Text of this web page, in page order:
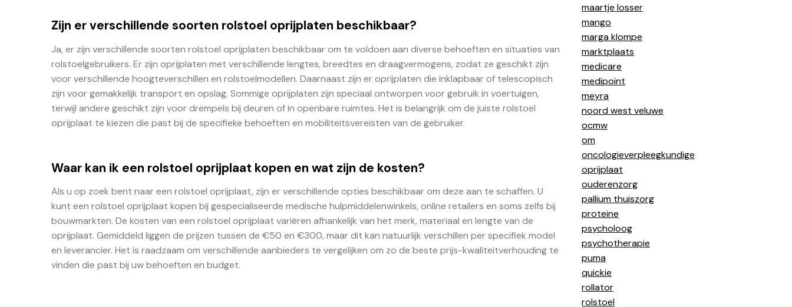
Zijn er verschillende soorten rolstoel oprijplaten beschikbaar?
Ja, er zijn verschillende soorten rolstoel oprijplaten beschikbaar om te voldoen aan diverse behoeften en situaties van
rolstoelgebruikers. Er zijn oprijplaten met verschillende lengtes, breedtes en draagvermogens, zodat ze geschikt zijn
voor verschillende hoogteverschillen en rolstoelmodellen. Daarnaast zijn er oprijplaten die inklapbaar of telescopisch
zijn voor gemakkelijk transport en opslag. Sommige oprijplaten zijn speciaal ontworpen voor gebruik in voertuigen,
terwijl andere geschikt zijn voor drempels bij deuren of in openbare ruimtes. Het is belangrijk om de juiste rolstoel
oprijplaat te kiezen die past bij de specifieke behoeften en mobiliteitsvereisten van de gebruiker.
Waar kan ik een rolstoel oprijplaat kopen en wat zijn de kosten?
Als u op zoek bent naar een rolstoel oprijplaat, zijn er verschillende opties beschikbaar om deze aan te schaffen. U
kunt een rolstoel oprijplaat kopen bij gespecialiseerde medische hulpmiddelenwinkels, online retailers en soms zelfs bij
bouwmarkten. De kosten van een rolstoel oprijplaat variëren afhankelijk van het merk, materiaal en lengte van de
oprijplaat. Gemiddeld liggen de prijzen tussen de €50 en €300, maar dit kan natuurlijk verschillen per specifiek model
en leverancier. Het is raadzaam om verschillende aanbieders te vergelijken om zo de beste prijs-kwaliteitverhouding te
vinden die past bij uw behoeften en budget.
maartje losser
mango
marga klompe
marktplaats
medicare
medipoint
meyra
noord west veluwe
ocmw
om
oncologieverpleegkundige
oprijplaat
ouderenzorg
pallium thuiszorg
proteine
psycholoog
psychotherapie
puma
quickie
rollator
rolstoel